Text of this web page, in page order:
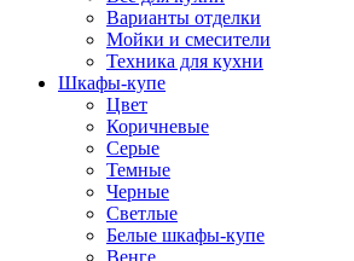
Варианты отделки
Мойки и смесители
Техника для кухни
Шкафы-купе
Цвет
Коричневые
Серые
Темные
Черные
Светлые
Белые шкафы-купе
Венге